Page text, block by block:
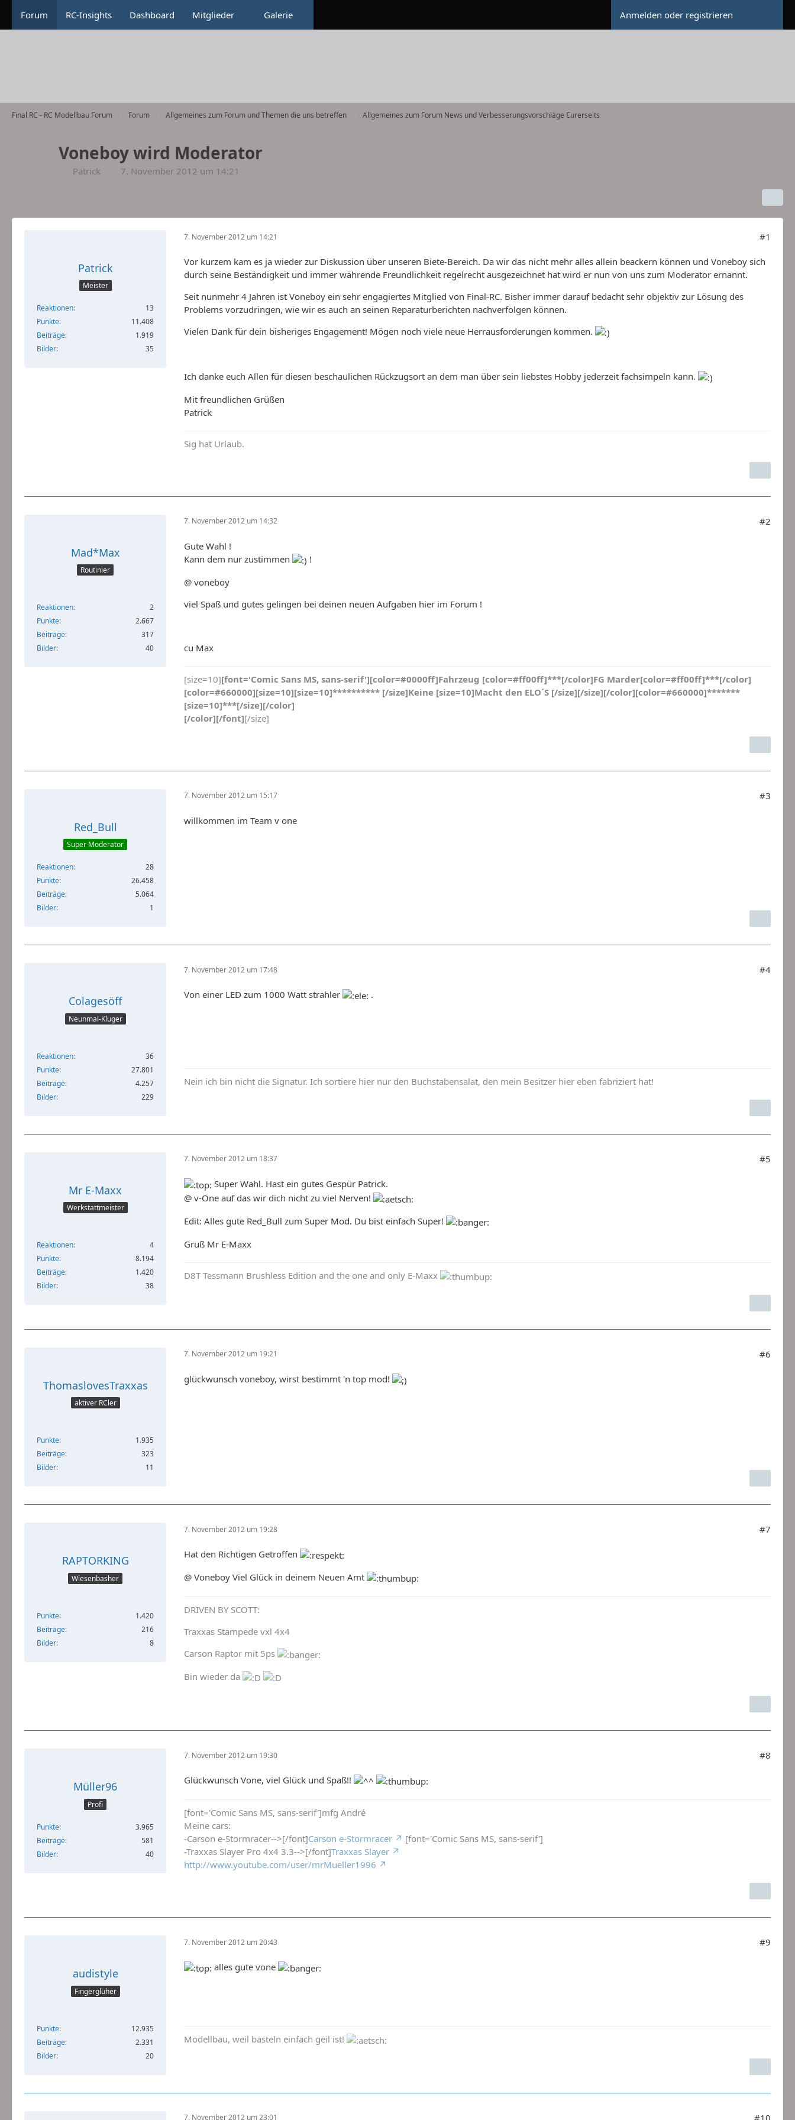
Forum RC-Insights Dashboard Mitglieder Galerie Anmelden oder registrieren
Final RC - RC Modellbau Forum Forum Allgemeines zum Forum und Themen die uns betreffen Allgemeines zum Forum News und Verbesserungsvorschläge Eurerseits
Voneboy wird Moderator
Patrick 7. November 2012 um 14:21
Patrick
Meister
Reaktionen
13
Punkte
11.408
Beiträge
1.919
Bilder
35
7. November 2012 um 14:21 #1
Vor kurzem kam es ja wieder zur Diskussion über unseren Biete-Bereich. Da wir das nicht mehr alles allein beackern können und Voneboy sich
durch seine Beständigkeit und immer währende Freundlichkeit regelrecht ausgezeichnet hat wird er nun von uns zum Moderator ernannt.
Seit nunmehr 4 Jahren ist Voneboy ein sehr engagiertes Mitglied von Final-RC. Bisher immer darauf bedacht sehr objektiv zur Lösung des
Problems vorzudringen, wie wir es auch an seinen Reparaturberichten nachverfolgen können.
Vielen Dank für dein bisheriges Engagement! Mögen noch viele neue Herrausforderungen kommen.
Ich danke euch Allen für diesen beschaulichen Rückzugsort an dem man über sein liebstes Hobby jederzeit fachsimpeln kann.
Mit freundlichen Grüßen
Patrick
Sig hat Urlaub.
Mad*Max
Routinier
Reaktionen
2
Punkte
2.667
Beiträge
317
Bilder
40
7. November 2012 um 14:32 #2
Gute Wahl !
Kann dem nur zustimmen
!
@ voneboy
viel Spaß und gutes gelingen bei deinen neuen Aufgaben hier im Forum !
cu Max
[size=10][font='Comic Sans MS, sans-serif'][color=#0000ff]Fahrzeug [color=#ff00ff]***[/color]FG Marder[color=#ff00ff]***[/color]
[color=#660000][size=10][size=10]********** [/size]Keine [size=10]Macht den ELO´S [/size][/size][/color][color=#660000]*******
[size=10]***[/size][/color]
[/color][/font][/size]
Red_Bull
Super Moderator
Reaktionen
28
Punkte
26.458
Beiträge
5.064
Bilder
1
7. November 2012 um 15:17 #3
willkommen im Team v one
Colagesöff
Neunmal-Kluger
Reaktionen
36
Punkte
27.801
Beiträge
4.257
Bilder
229
7. November 2012 um 17:48 #4
Von einer LED zum 1000 Watt strahler .
Nein ich bin nicht die Signatur. Ich sortiere hier nur den Buchstabensalat, den mein Besitzer hier eben fabriziert hat!
Mr E-Maxx
Werkstattmeister
Reaktionen
4
Punkte
8.194
Beiträge
1.420
Bilder
38
7. November 2012 um 18:37 #5
Super Wahl. Hast ein gutes Gespür Patrick.
@ v-One auf das wir dich nicht zu viel Nerven!
Edit: Alles gute Red_Bull zum Super Mod. Du bist einfach Super!
Gruß Mr E-Maxx
D8T Tessmann Brushless Edition and the one and only E-Maxx
ThomaslovesTraxxas
aktiver RCler
Punkte
1.935
Beiträge
323
Bilder
11
7. November 2012 um 19:21 #6
glückwunsch voneboy, wirst bestimmt 'n top mod!
RAPTORKING
Wiesenbasher
Punkte
1.420
Beiträge
216
Bilder
8
7. November 2012 um 19:28 #7
Hat den Richtigen Getroffen
@ Voneboy Viel Glück in deinem Neuen Amt
DRIVEN BY SCOTT:
Traxxas Stampede vxl 4x4
Carson Raptor mit 5ps
Bin wieder da
Müller96
Profi
Punkte
3.965
Beiträge
581
Bilder
40
7. November 2012 um 19:30 #8
Glückwunsch Vone, viel Glück und Spaß!!
[font='Comic Sans MS, sans-serif']mfg André
Meine cars:
-Carson e-Stormracer-->[/font]Carson e-Stormracer
[font='Comic Sans MS, sans-serif']
-Traxxas Slayer Pro 4x4 3.3-->[/font]Traxxas Slayer
http://www.youtube.com/user/mrMueller1996
audistyle
Fingerglüher
Punkte
12.935
Beiträge
2.331
Bilder
20
7. November 2012 um 20:43 #9
alles gute vone
Modellbau, weil basteln einfach geil ist!
7. November 2012 um 23:01 #10